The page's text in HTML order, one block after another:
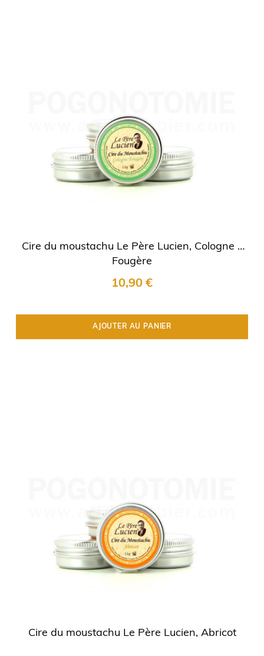
Cire du moustachu Le Père Lucien, Cologne -
Fougère
10,90 €
AJOUTER AU PANIER
Cire du moustachu Le Père Lucien, Abricot